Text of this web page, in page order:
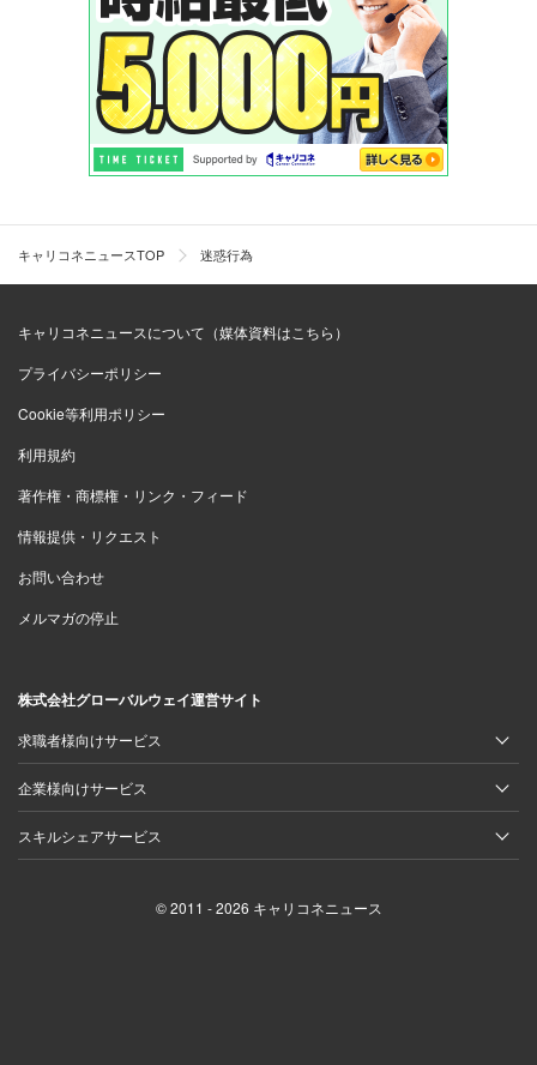
キャリコネニュースTOP 迷惑行為
キャリコネニュースについて（媒体資料はこちら）
プライバシーポリシー
Cookie等利用ポリシー
利用規約
著作権・商標権・リンク・フィード
情報提供・リクエスト
お問い合わせ
メルマガの停止
株式会社グローバルウェイ運営サイト
求職者様向けサービス
企業様向けサービス
スキルシェアサービス
© 2011 - 2026 キャリコネニュース